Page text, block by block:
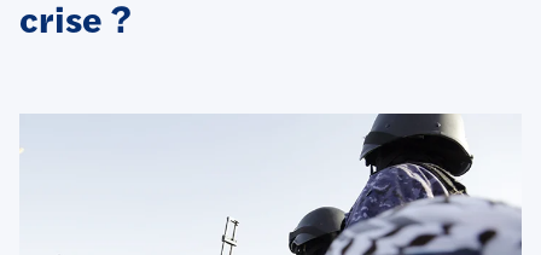
crise ?